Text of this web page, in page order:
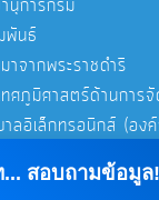
สอบถามข้อมูล!
พันธ์
าจากพระราชดำริ
ศภูมิศาสตร์ด้านการจั
าลอิเล็กทรอนิกส์ (อง
กษ์พันธุกรรมพืชอันเนื่อ
ย